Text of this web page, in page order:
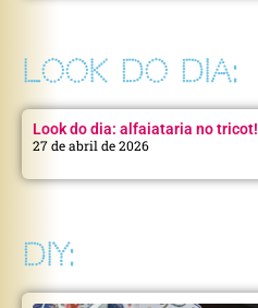
LOOK DO DIA:
Look do dia: alfaiataria no tricot!
27 de abril de 2026
DIY: